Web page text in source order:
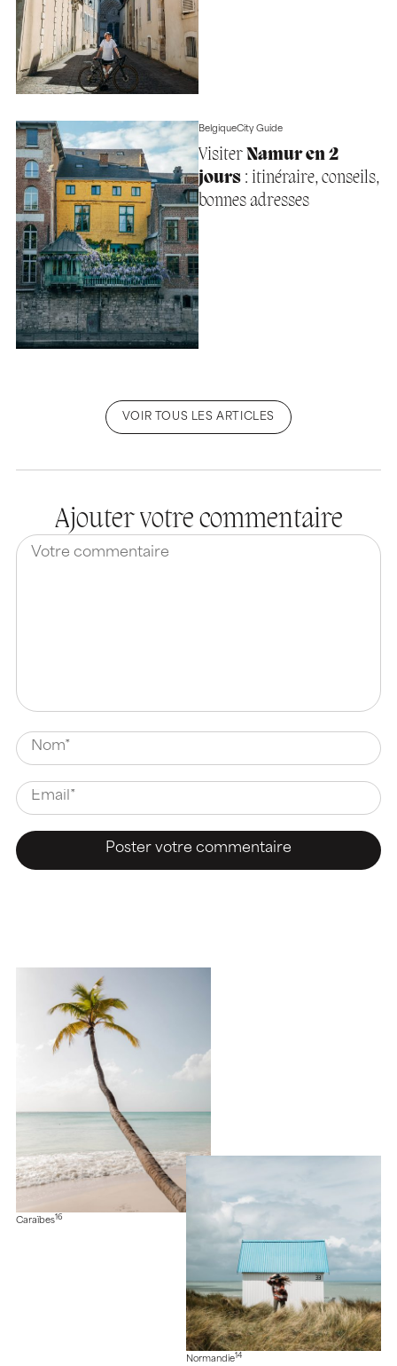
BelgiqueCity Guide
VisiterNamur en 2
jours: itinéraire, conseils,
bonnes adresses
VOIR TOUS LES ARTICLES
Ajouter votre commentaire
Caraïbes16
Normandie14